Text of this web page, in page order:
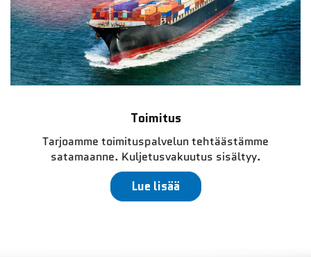
Toimitus
Tarjoamme toimituspalvelun tehtäästämme
satamaanne. Kuljetusvakuutus sisältyy.
Lue lisää